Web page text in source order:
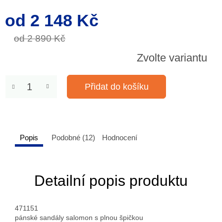
od 2 890 Kč
od 2 148 Kč
Měrná
cena:
Zvolte variantu
Přidat do košíku
Popis Podobné (12) Hodnocení
Detailní popis produktu
471151
pánské sandály salomon s plnou špičkou